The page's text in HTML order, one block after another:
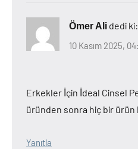
Ömer Ali dedi ki:
10 Kasım 2025,
Erkekler İçin İdeal Cinsel
üründen sonra hiç bir ürün
Yanıtla